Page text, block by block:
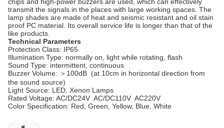
transmit the signals in the places with large working spaces. The
lamp shades are made of heat and seismic resistant and oil stain
proof PC material. Its overall service life is longer than that of the
like products.
Technical Parameters
Protection Class: IP65
Illumination Type: normally on, light while rotating, flash
Sound Type: intermittent, continuous
Buzzer Volume: ＞100dB (at 10cm in horizontal direction from
the sound source)
Light Source: LED, Xenon Lamps
Rated Voltage: AC/DC24V AC/DC110V AC220V
Color Specification: Red, Green, Yellow, Blue, White